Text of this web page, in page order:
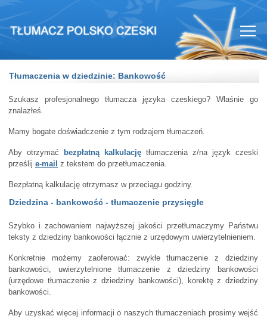
Tłumaczenia w dziedzinie: Bankowość
Szukasz profesjonalnego tłumacza języka czeskiego? Właśnie go
znalazłeś.
Mamy bogate doświadczenie z tym rodzajem tłumaczeń.
Aby otrzymać bezpłatną kalkulację tłumaczenia z/na język czeski
prześlij e-mail z tekstem do przetłumaczenia.
Bezpłatną kalkulację otrzymasz w przeciągu godziny.
Dziedzina - bankowość - tłumaczenie przysięgłe
Szybko i zachowaniem najwyższej jakości przetłumaczymy Państwu
teksty z dziedziny bankowości łącznie z urzędowym uwierzytelnieniem.
Konkretnie możemy zaoferować: zwykłe tłumaczenie z dziedziny
bankowości, uwierzytelnione tłumaczenie z dziedziny bankowości
(urzędowe tłumaczenie z dziedziny bankowości), korektę z dziedziny
bankowości.
Aby uzyskać więcej informacji o naszych tłumaczeniach prosimy wejść